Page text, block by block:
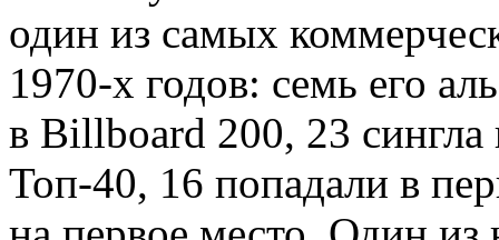
один из самых
1970-х годов: семь его
в Billboard 200, 23
Топ-40, 16 попадали в